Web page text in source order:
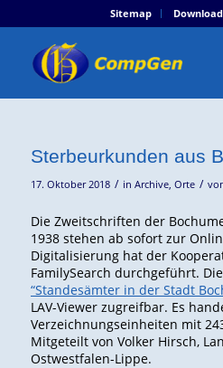
Sitemap
Sterbeurkunden aus
17. Oktober 2018 / in Archive, Orte /
Die Zweitschriften der
1938 stehen ab sofort zur
Digitalisierung hat der
FamilySearch durchgeführt.
“Standesämter in der Stadt
LAV-Viewer zugreifbar. Es
Verzeichnungseinheiten mit
Mitgeteilt von Volker Hirsch,
Ostwestfalen-Lippe.